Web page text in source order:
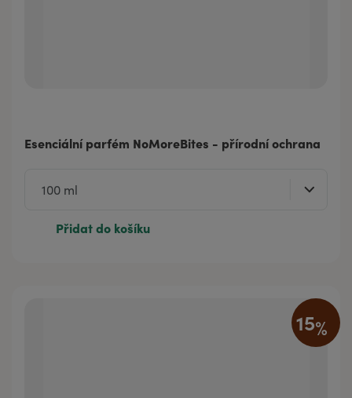
Esenciální parfém NoMoreBites - přírodní ochrana
Přidat do košíku
15%